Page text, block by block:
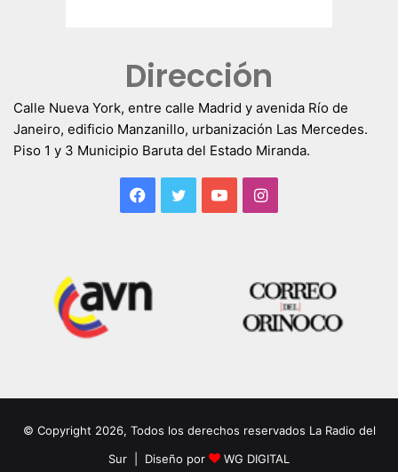
Dirección
Calle Nueva York, entre calle Madrid y avenida Río de
Janeiro, edificio Manzanillo, urbanización Las Mercedes.
Piso 1 y 3 Municipio Baruta del Estado Miranda.
Facebook
TwitterYouTubeInstagram
© Copyright 2026, Todos los derechos reservados La Radio del
Sur | Diseño por
WG DIGITAL